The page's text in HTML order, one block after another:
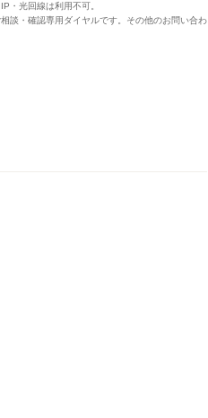
・光回線は利用不可。
談・確認専用ダイヤルです。その他のお問い合わ